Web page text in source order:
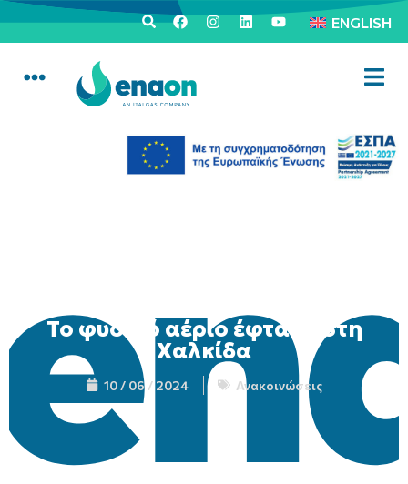
ENGLISH
Το φυσικό αέριο έφτασε στη
Χαλκίδα
10 / 06 / 2024 Ανακοινώσεις